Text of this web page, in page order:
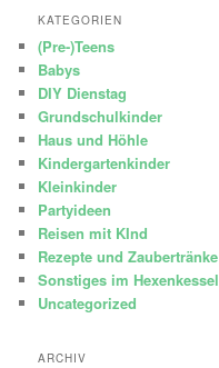
KATEGORIEN
(Pre-)Teens
Babys
DIY Dienstag
Grundschulkinder
Haus und Höhle
Kindergartenkinder
Kleinkinder
Partyideen
Reisen mit KInd
Rezepte und Zaubertränke
Sonstiges im Hexenkessel
Uncategorized
ARCHIV